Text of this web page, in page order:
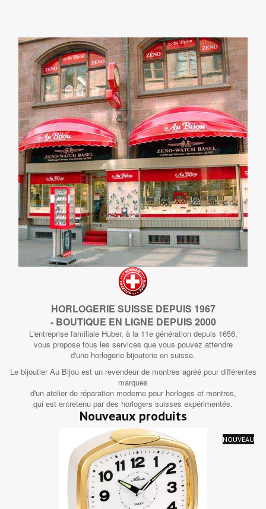
HORLOGERIE SUISSE DEPUIS 1967
- BOUTIQUE EN LIGNE DEPUIS 2000
L'entreprise familiale Huber, à la 11e génération depuis 1656,
vous propose tous les services que vous pouvez attendre
d'une horlogerie bijouterie en suisse.
Le bijoutier Au Bijou est un revendeur de montres agréé pour différentes
marques
d'un atelier de réparation moderne pour horloges et montres,
qui est entretenu par des horlogers suisses expérimentés.
Nouveaux produits
NOUVEAU